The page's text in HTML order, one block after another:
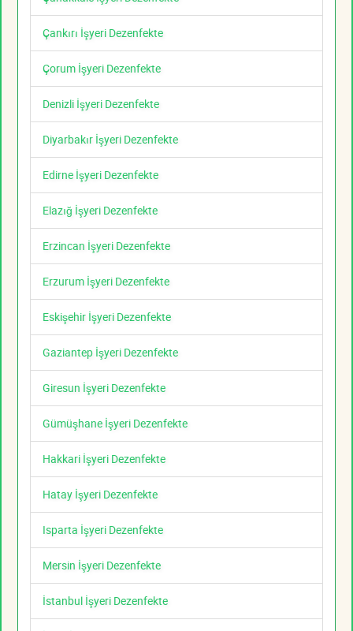
Çankırı İşyeri Dezenfekte
Çorum İşyeri Dezenfekte
Denizli İşyeri Dezenfekte
Diyarbakır İşyeri Dezenfekte
Edirne İşyeri Dezenfekte
Elazığ İşyeri Dezenfekte
Erzincan İşyeri Dezenfekte
Erzurum İşyeri Dezenfekte
Eskişehir İşyeri Dezenfekte
Gaziantep İşyeri Dezenfekte
Giresun İşyeri Dezenfekte
Gümüşhane İşyeri Dezenfekte
Hakkari İşyeri Dezenfekte
Hatay İşyeri Dezenfekte
Isparta İşyeri Dezenfekte
Mersin İşyeri Dezenfekte
İstanbul İşyeri Dezenfekte